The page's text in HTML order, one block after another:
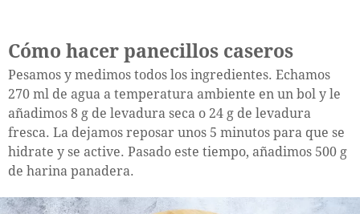
Cómo hacer panecillos caseros
Pesamos y medimos todos los ingredientes. Echamos
270 ml de agua a temperatura ambiente en un bol y le
añadimos 8 g de levadura seca o 24 g de levadura
fresca. La dejamos reposar unos 5 minutos para que se
hidrate y se active. Pasado este tiempo, añadimos 500 g
de harina panadera.